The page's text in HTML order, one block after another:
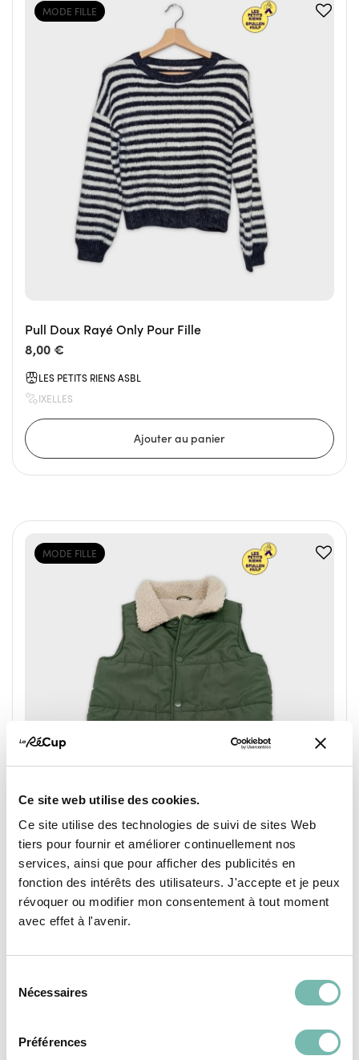
Ce site web utilise des cookies.
Ce site utilise des technologies de suivi de sites Web
tiers pour fournir et améliorer continuellement nos
services, ainsi que pour afficher des publicités en
fonction des intérêts des utilisateurs. J'accepte et je peux
révoquer ou modifier mon consentement à tout moment
avec effet à l'avenir.
Nécessaires
Préférences
MODE FILLE
Pull Doux Rayé Only Pour Fille
8,00 €
LES PETITS RIENS ASBL
IXELLES
MODE FILLE
Doudoune Sans Manches Zeeman Vert Doublure
Mouton 14 Ans / 164 Cm
5,00 €
IXELLES